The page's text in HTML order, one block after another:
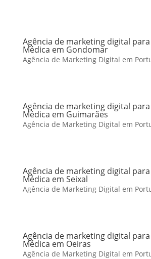
Agência de marketing digital para
Médica em Gondomar
Agência de Marketing Digital em
Agência de marketing digital para
Médica em Guimarães
Agência de Marketing Digital em
Agência de marketing digital para
Médica em Seixal
Agência de Marketing Digital em
Agência de marketing digital para
Médica em Oeiras
Agência de Marketing Digital em